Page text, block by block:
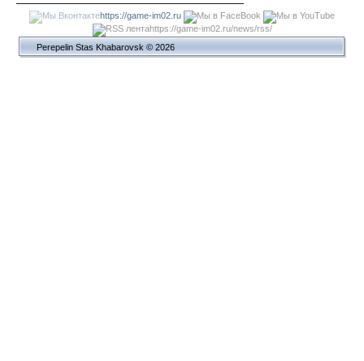
https://game-im02.ru
https://game-im02.ru/news/rss/
Perepelin Stas Khabarovsk © 2026